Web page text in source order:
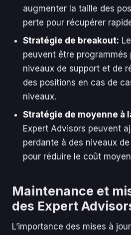
augmenter la taille des
perte pour récupérer
Stratégie de breakout:
peuvent être programmés
niveaux de support et de
des positions en cas de
niveaux.
Stratégie de moyenne à
Expert Advisors peuvent
perdante à des niveaux
pour réduire le coût
Maintenance et
des Expert
L’importance des mises à